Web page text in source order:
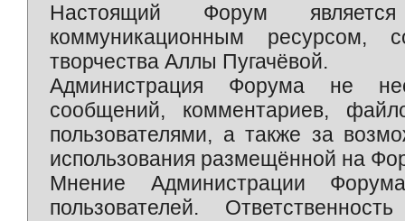
Настоящий Форум является
коммуникационным ресурсом,
творчества Аллы Пугачёвой.
Администрация Форума не
сообщений, комментариев,
пользователями, а также за
использования размещённой на
Мнение Администрации
пользователей.